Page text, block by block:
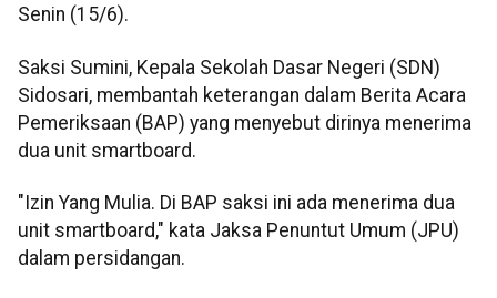
Senin (15/6).
Saksi Sumini, Kepala Sekolah Dasar Negeri (SDN)
Sidosari, membantah keterangan dalam Berita Acara
Pemeriksaan (BAP) yang menyebut dirinya menerima
dua unit smartboard.
"Izin Yang Mulia. Di BAP saksi ini ada menerima dua
unit smartboard," kata Jaksa Penuntut Umum (JPU)
dalam persidangan.